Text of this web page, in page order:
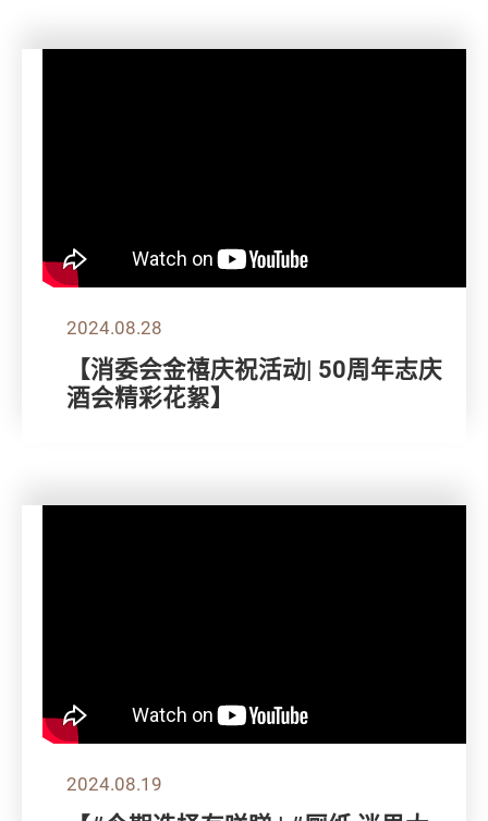
2024.08.28
【消委会金禧庆祝活动| 50周年志庆
酒会精彩花絮】
2024.08.19